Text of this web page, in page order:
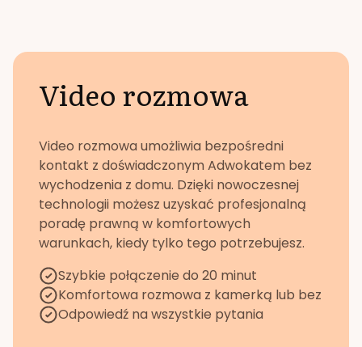
Video rozmowa
Video rozmowa umożliwia bezpośredni
kontakt z doświadczonym Adwokatem bez
wychodzenia z domu. Dzięki nowoczesnej
technologii możesz uzyskać profesjonalną
poradę prawną w komfortowych
warunkach, kiedy tylko tego potrzebujesz.
Szybkie połączenie do 20 minut
Komfortowa rozmowa z kamerką lub bez
Odpowiedź na wszystkie pytania